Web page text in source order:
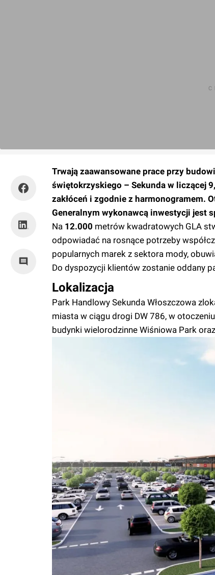
Trwają zaawansowane prace przy
świętokrzyskiego – Sekunda w liczącej
zakłóceń i zgodnie z harmonogramem.
Generalnym wykonawcą inwestycji jest
Na 12.000 metrów kwadratowych GLA
odpowiadać na rosnące potrzeby
popularnych marek z sektora mody,
Do dyspozycji klientów zostanie oddany
Lokalizacja
Park Handlowy Sekunda Włoszczowa
miasta w ciągu drogi DW 786, w
budynki wielorodzinne Wiśniowa Park